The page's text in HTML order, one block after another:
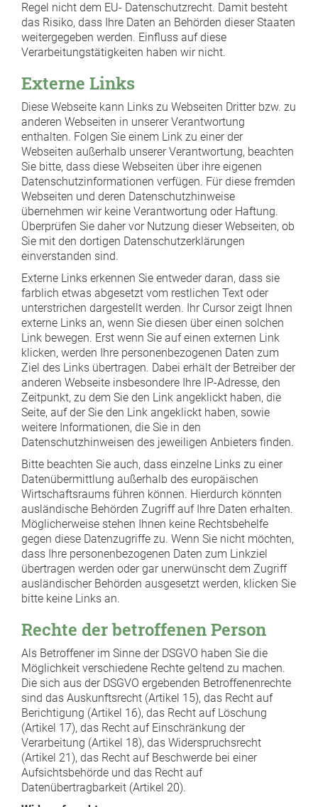
Regel nicht dem EU- Datenschutzrecht. Damit besteht
das Risiko, dass Ihre Daten an Behörden dieser Staaten
weitergegeben werden. Einfluss auf diese
Verarbeitungstätigkeiten haben wir nicht.
Externe Links
Diese Webseite kann Links zu Webseiten Dritter bzw. zu
anderen Webseiten in unserer Verantwortung
enthalten. Folgen Sie einem Link zu einer der
Webseiten außerhalb unserer Verantwortung, beachten
Sie bitte, dass diese Webseiten über ihre eigenen
Datenschutzinformationen verfügen. Für diese fremden
Webseiten und deren Datenschutzhinweise
übernehmen wir keine Verantwortung oder Haftung.
Überprüfen Sie daher vor Nutzung dieser Webseiten, ob
Sie mit den dortigen Datenschutzerklärungen
einverstanden sind.
Externe Links erkennen Sie entweder daran, dass sie
farblich etwas abgesetzt vom restlichen Text oder
unterstrichen dargestellt werden. Ihr Cursor zeigt Ihnen
externe Links an, wenn Sie diesen über einen solchen
Link bewegen. Erst wenn Sie auf einen externen Link
klicken, werden Ihre personenbezogenen Daten zum
Ziel des Links übertragen. Dabei erhält der Betreiber der
anderen Webseite insbesondere Ihre IP-Adresse, den
Zeitpunkt, zu dem Sie den Link angeklickt haben, die
Seite, auf der Sie den Link angeklickt haben, sowie
weitere Informationen, die Sie in den
Datenschutzhinweisen des jeweiligen Anbieters finden.
Bitte beachten Sie auch, dass einzelne Links zu einer
Datenübermittlung außerhalb des europäischen
Wirtschaftsraums führen können. Hierdurch könnten
ausländische Behörden Zugriff auf Ihre Daten erhalten.
Möglicherweise stehen Ihnen keine Rechtsbehelfe
gegen diese Datenzugriffe zu. Wenn Sie nicht möchten,
dass Ihre personenbezogenen Daten zum Linkziel
übertragen werden oder gar unerwünscht dem Zugriff
ausländischer Behörden ausgesetzt werden, klicken Sie
bitte keine Links an.
Rechte der betroffenen Person
Als Betroffener im Sinne der DSGVO haben Sie die
Möglichkeit verschiedene Rechte geltend zu machen.
Die sich aus der DSGVO ergebenden Betroffenenrechte
sind das Auskunftsrecht (Artikel 15), das Recht auf
Berichtigung (Artikel 16), das Recht auf Löschung
(Artikel 17), das Recht auf Einschränkung der
Verarbeitung (Artikel 18), das Widerspruchsrecht
(Artikel 21), das Recht auf Beschwerde bei einer
Aufsichtsbehörde und das Recht auf
Datenübertragbarkeit (Artikel 20).